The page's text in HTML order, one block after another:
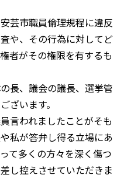
市職員倫理規程に違反
や、その行為に対してど
者がその権限を有するも
長、議会の議長、選挙管
ざいます。
言われましたことがそも
私が答弁し得る立場にあ
て多くの方々を深く傷つ
し控えさせていただきま